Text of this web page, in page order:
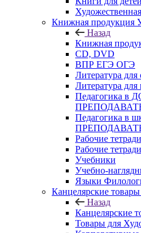
Книжная продукция
Назад
Книжная
CD, DVD
ВПР ЕГЭ ОГЭ
Литература
Литература
Педагогика в
Педагогика в
Рабочие
Рабочие
Учебники
Учебно-
Языки
Канцелярские товары
Назад
Канцелярские
Товары для